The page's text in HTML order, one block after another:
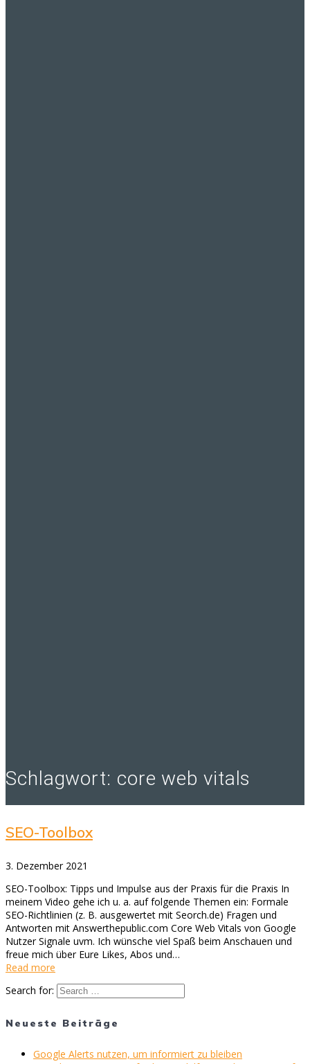
Schlagwort: core web vitals
SEO-Toolbox
3. Dezember 2021
SEO-Toolbox: Tipps und Impulse aus der Praxis für die Praxis In
meinem Video gehe ich u. a. auf folgende Themen ein: Formale
SEO-Richtlinien (z. B. ausgewertet mit Seorch.de) Fragen und
Antworten mit Answerthepublic.com Core Web Vitals von Google
Nutzer Signale uvm. Ich wünsche viel Spaß beim Anschauen und
freue mich über Eure Likes, Abos und…
Read more
Search for:
Neueste Beiträge
Google Alerts nutzen, um informiert zu bleiben